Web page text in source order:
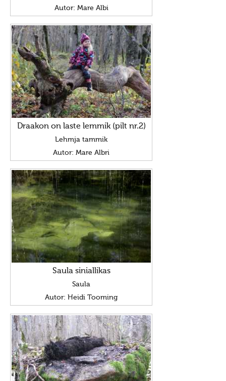
Autor: Mare Albi
Draakon on laste lemmik (pilt nr.2)
Lehmja tammik
Autor: Mare Albri
Saula siniallikas
Saula
Autor: Heidi Tooming